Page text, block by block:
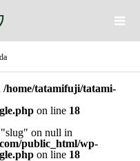
/home/tatamifuji/tatami-
on line 18
on null in
public_html/wp-
on line 18